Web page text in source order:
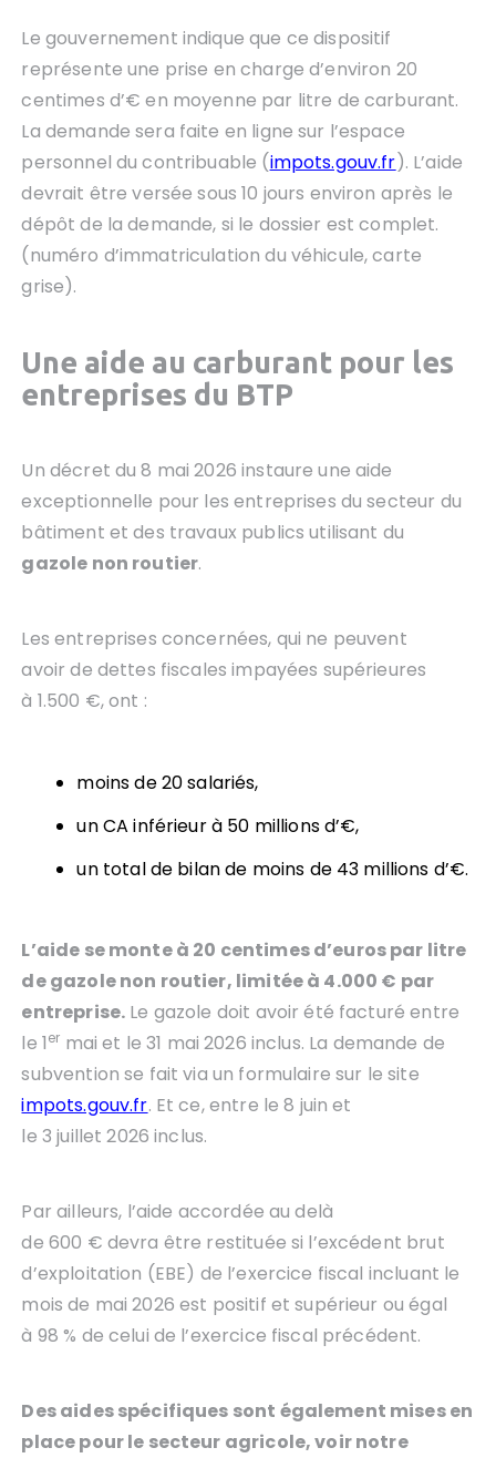
Le gouvernement indique que ce dispositif
représente une prise en charge d’environ 20
centimes d’€ en moyenne par litre de carburant.
La demande sera faite en ligne sur l’espace
personnel du contribuable (impots.gouv.fr). L’aide
devrait être versée sous 10 jours environ après le
dépôt de la demande, si le dossier est complet.
(numéro d’immatriculation du véhicule, carte
grise).
Une aide au carburant pour les
entreprises du BTP
Un décret du 8 mai 2026 instaure une aide
exceptionnelle pour les entreprises du secteur du
bâtiment et des travaux publics utilisant du
gazole non routier.
Les entreprises concernées, qui ne peuvent
avoir de dettes fiscales impayées supérieures
à 1.500 €, ont :
moins de 20 salariés,
un CA inférieur à 50 millions d’€,
un total de bilan de moins de 43 millions d’€.
L’aide se monte à 20 centimes d’euros par litre
de gazole non routier, limitée à 4.000 € par
entreprise. Le gazole doit avoir été facturé entre
le 1er mai et le 31 mai 2026 inclus. La demande de
subvention se fait via un formulaire sur le site
impots.gouv.fr. Et ce, entre le 8 juin et
le 3 juillet 2026 inclus.
Par ailleurs, l’aide accordée au delà
de 600 € devra être restituée si l’excédent brut
d’exploitation (EBE) de l’exercice fiscal incluant le
mois de mai 2026 est positif et supérieur ou égal
à 98 % de celui de l’exercice fiscal précédent.
Des aides spécifiques sont également mises en
place pour le secteur agricole, voir notre